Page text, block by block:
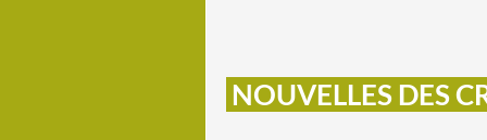
NOUVELLES DES